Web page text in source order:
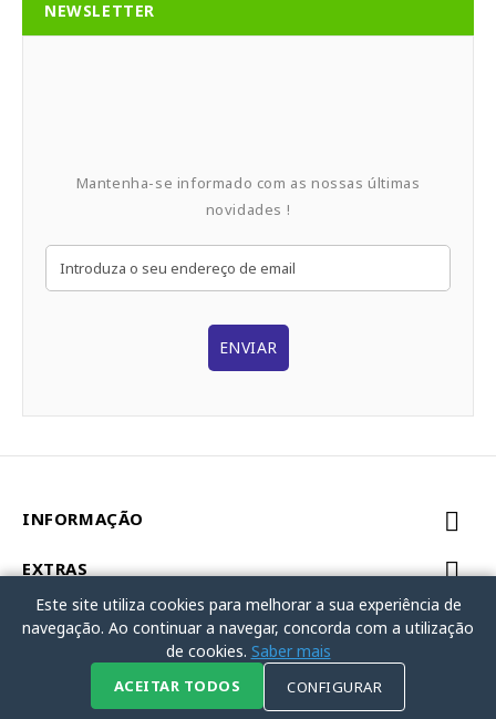
NEWSLETTER
Mantenha-se informado com as nossas últimas
novidades !
ENVIAR
INFORMAÇÃO
EXTRAS
MINHA CONTA
Powered By Ortopedia Popular © 2026
Este site utiliza cookies para melhorar a sua experiência de
navegação. Ao continuar a navegar, concorda com a utilização
de cookies. Saber mais
ACEITAR TODOS CONFIGURAR